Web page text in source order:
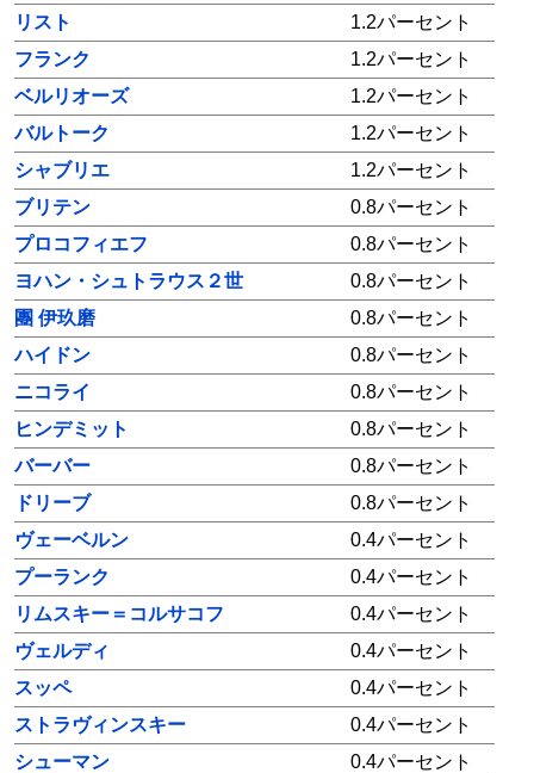
リスト
1.2パーセント
フランク
1.2パーセント
ベルリオーズ
1.2パーセント
バルトーク
1.2パーセント
シャブリエ
1.2パーセント
ブリテン
0.8パーセント
プロコフィエフ
0.8パーセント
ヨハン・シュトラウス２世
0.8パーセント
團 伊玖磨
0.8パーセント
ハイドン
0.8パーセント
ニコライ
0.8パーセント
ヒンデミット
0.8パーセント
バーバー
0.8パーセント
ドリーブ
0.8パーセント
ヴェーベルン
0.4パーセント
プーランク
0.4パーセント
リムスキー＝コルサコフ
0.4パーセント
ヴェルディ
0.4パーセント
スッペ
0.4パーセント
ストラヴィンスキー
0.4パーセント
シューマン
0.4パーセント